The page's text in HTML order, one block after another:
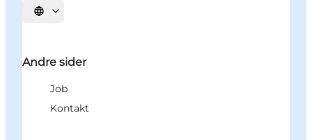
Vælg sprog
Andre sider
Job
Kontakt